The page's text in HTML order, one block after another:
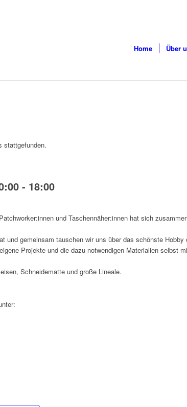
Home Über
stattgefunden.
- 18:00
und Taschennäher:innen hat sich
und gemeinsam tauschen wir uns über das schönste Hobby
Projekte und die dazu notwendigen Materialien selbst
Schneidematte und große Lineale.